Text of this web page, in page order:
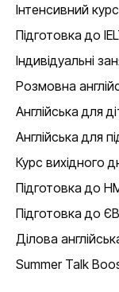
Інтенсивний курс
Підготовка до
Індивідуальні
Розмовна
Англійська для
Англійська для
Курс вихідного
Підготовка до
Підготовка до
Ділова
Summer Talk